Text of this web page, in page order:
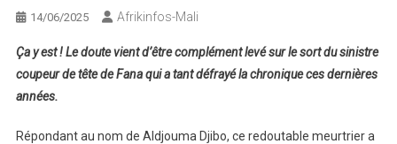
14/06/2025 Afrikinfos-Mali
Ça y est ! Le doute vient d’être complément levé sur le sort du sinistre
coupeur de tête de Fana qui a tant défrayé la chronique ces dernières
années.
Répondant au nom de Aldjouma Djibo, ce redoutable meurtrier a